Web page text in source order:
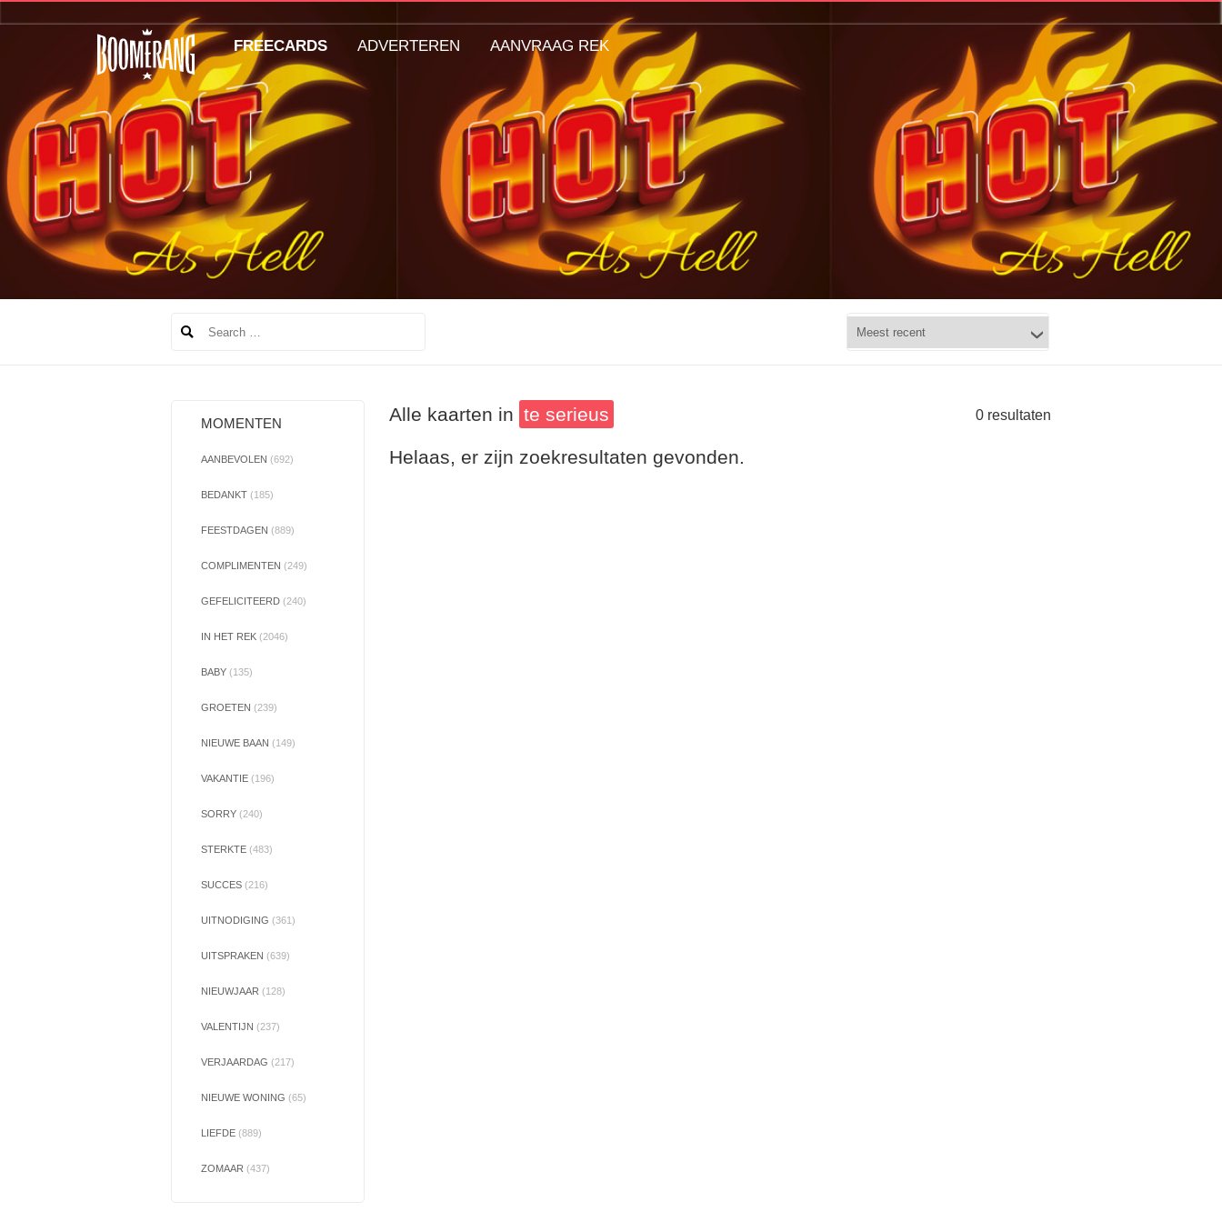
MOMENTEN
AANBEVOLEN (692)
BEDANKT (185)
FEESTDAGEN (889)
COMPLIMENTEN (249)
GEFELICITEERD (240)
IN HET REK (2046)
BABY (135)
GROETEN (239)
NIEUWE BAAN (149)
VAKANTIE (196)
SORRY (240)
STERKTE (483)
SUCCES (216)
UITNODIGING (361)
UITSPRAKEN (639)
NIEUWJAAR (128)
VALENTIJN (237)
VERJAARDAG (217)
NIEUWE WONING (65)
LIEFDE (889)
ZOMAAR (437)
Alle kaarten in te serieus 0 resultaten
Helaas, er zijn zoekresultaten gevonden.
FREECARDS ADVERTEREN AANVRAAG REK